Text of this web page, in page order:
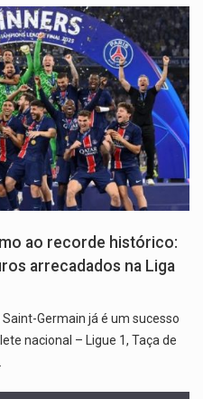
ao recorde histórico:
arrecadados na Liga
Germain já é um sucesso
nacional – Ligue 1, Taça de